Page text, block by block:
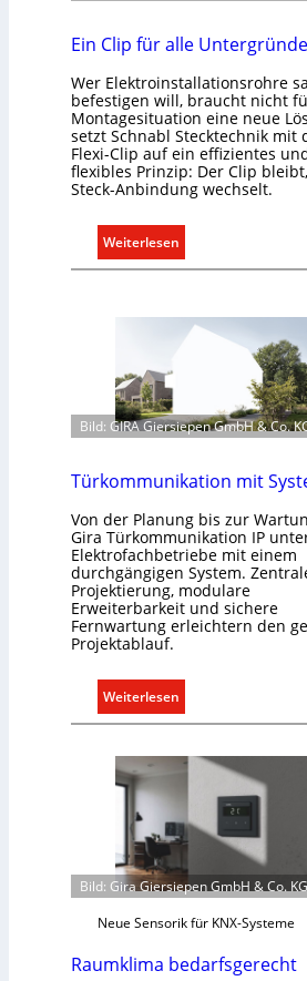
Ein Clip für alle Untergründe
Wer Elektroinstallationsrohre
befestigen will, braucht nicht
Montagesituation eine neue
setzt Schnabl Stecktechnik mit
Flexi-Clip auf ein effizientes
flexibles Prinzip: Der Clip
Steck-Anbindung wechselt.
Weiterlesen
E
C
f
r
l
l
e
U
n
t
r
r
ü
e
Bild: GIRA Giersiepen GmbH & Co.
Türkommunikation mit
Von der Planung bis zur
Gira Türkommunikation IP
Elektrofachbetriebe mit einem
durchgängigen System.
Projektierung, modulare
Erweiterbarkeit und sichere
Fernwartung erleichtern den
Projektablauf.
Weiterlesen
T
r
m
u
i
a
Bild: Gira Giersiepen GmbH & Co. KG
Neue Sensorik für KNX-Systeme
Raumklima bedarfsgerecht